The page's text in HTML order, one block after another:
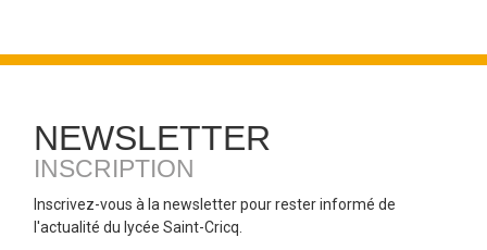
NEWSLETTER
INSCRIPTION
Inscrivez-vous à la newsletter pour rester informé de
l'actualité du lycée Saint-Cricq.